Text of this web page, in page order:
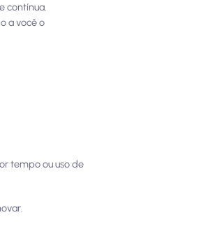
contínua.
a você o
tempo ou uso de